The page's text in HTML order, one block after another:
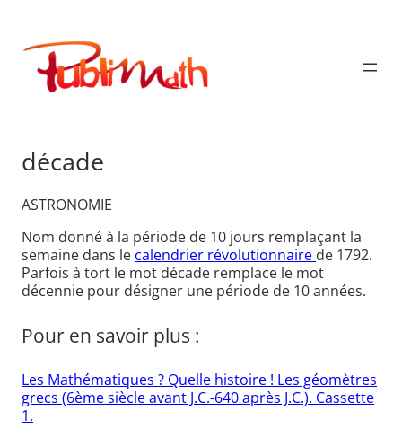
contenu
Publimath
décade
ASTRONOMIE
Nom donné à la période de 10 jours remplaçant la
semaine dans le calendrier révolutionnaire de 1792.
Parfois à tort le mot décade remplace le mot
décennie pour désigner une période de 10 années.
Pour en savoir plus :
Les Mathématiques ? Quelle histoire ! Les géomètres
grecs (6ème siècle avant J.C.-640 après J.C.). Cassette
1.